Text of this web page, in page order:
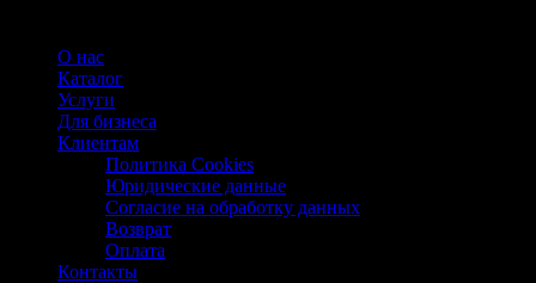
О нас
Каталог
Услуги
Для бизнеса
Клиентам
Политика Cookies
Юридические данные
Согласие на обработку данных
Возврат
Оплата
Контакты